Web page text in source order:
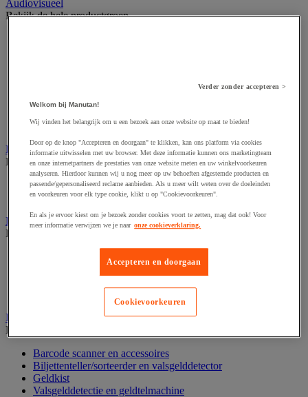
Audiovisueel
Bekijk de hele productgroep
Professionele audio en geluidsopname
Projectie en videoprojectie-apparatuur
Tv, dvd-speler en Blu-ray
Bewegwijzering en aanduidingsborden
Bekijk de hele productgroep
Deurnaambord
Pictogram
Folderrek en -houder
Bekijk de hele productgroep
Inname en beheer van geld
Bekijk de hele productgroep
Barcode scanner en accessoires
Biljettenteller/sorteerder en valsgelddetector
Geldkist
Valsgelddetectie en geldtelmachine
Verder zonder accepteren >
Welkom bij Manutan!
Wij vinden het belangrijk om u een bezoek aan onze website op maat te bieden!
Door op de knop "Accepteren en doorgaan" te klikken, kan ons platform via cookies
informatie uitwisselen met uw browser. Met deze informatie kunnen ons marketingteam
en onze internetpartners de prestaties van onze website meten en uw winkelvoorkeuren
analyseren. Hierdoor kunnen wij u nog meer op uw behoeften afgestemde producten en
passende/gepersonaliseerd reclame aanbieden. Als u meer wilt weten over de doeleinden
en voorkeuren voor elk type cookie, klikt u op "Cookievoorkeuren".
En als je ervoor kiest om je bezoek zonder cookies voort te zetten, mag dat ook! Voor
meer informatie verwijzen we je naar onze cookieverklaring.
Accepteren en doorgaan
Cookievoorkeuren